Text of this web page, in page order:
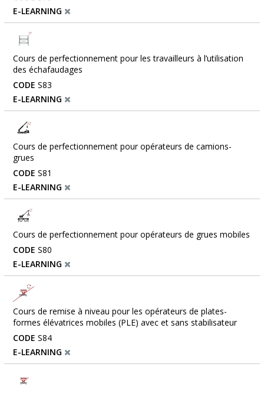
E-LEARNING
Cours de perfectionnement pour les travailleurs à l’utilisation
des échafaudages
CODE S83
E-LEARNING
Cours de perfectionnement pour opérateurs de camions-
grues
CODE S81
E-LEARNING
Cours de perfectionnement pour opérateurs de grues mobiles
CODE S80
E-LEARNING
Cours de remise à niveau pour les opérateurs de plates-
formes élévatrices mobiles (PLE) avec et sans stabilisateur
CODE S84
E-LEARNING